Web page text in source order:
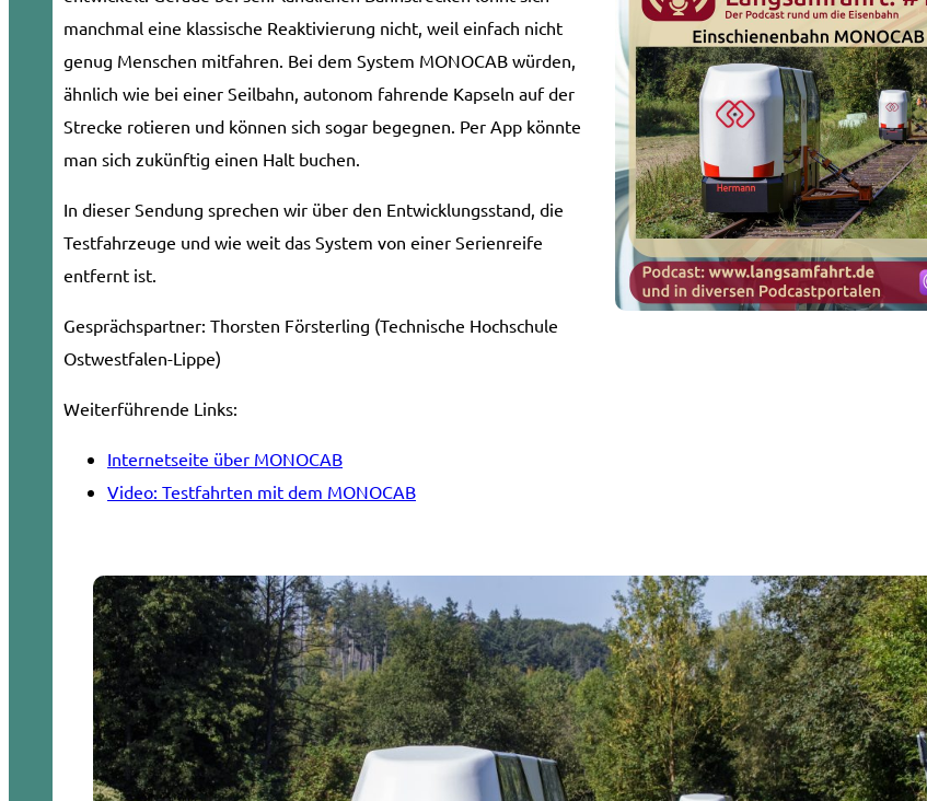
manchmal eine klassische Reaktivierung nicht, weil einfach nicht
genug Menschen mitfahren. Bei dem System MONOCAB würden,
ähnlich wie bei einer Seilbahn, autonom fahrende Kapseln auf der
Strecke rotieren und können sich sogar begegnen. Per App könnte
man sich zukünftig einen Halt buchen.
In dieser Sendung sprechen wir über den Entwicklungsstand, die
Testfahrzeuge und wie weit das System von einer Serienreife
entfernt ist.
Gesprächspartner: Thorsten Försterling (Technische Hochschule
Ostwestfalen-Lippe)
Weiterführende Links:
Internetseite über MONOCAB
Video: Testfahrten mit dem MONOCAB